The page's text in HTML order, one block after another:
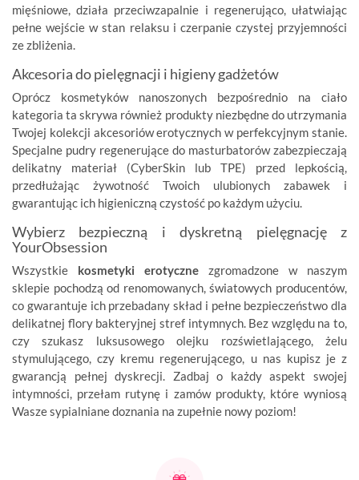
mięśniowe, działa przeciwzapalnie i regenerująco, ułatwiając
pełne wejście w stan relaksu i czerpanie czystej przyjemności
ze zbliżenia.
Akcesoria do pielęgnacji i higieny gadżetów
Oprócz kosmetyków nanoszonych bezpośrednio na ciało
kategoria ta skrywa również produkty niezbędne do utrzymania
Twojej kolekcji akcesoriów erotycznych w perfekcyjnym stanie.
Specjalne pudry regenerujące do masturbatorów zabezpieczają
delikatny materiał (CyberSkin lub TPE) przed lepkością,
przedłużając żywotność Twoich ulubionych zabawek i
gwarantując ich higieniczną czystość po każdym użyciu.
Wybierz bezpieczną i dyskretną pielęgnację z
YourObsession
Wszystkie kosmetyki erotyczne zgromadzone w naszym
sklepie pochodzą od renomowanych, światowych producentów,
co gwarantuje ich przebadany skład i pełne bezpieczeństwo dla
delikatnej flory bakteryjnej stref intymnych. Bez względu na to,
czy szukasz luksusowego olejku rozświetlającego, żelu
stymulującego, czy kremu regenerującego, u nas kupisz je z
gwarancją pełnej dyskrecji. Zadbaj o każdy aspekt swojej
intymności, przełam rutynę i zamów produkty, które wyniosą
Wasze sypialniane doznania na zupełnie nowy poziom!